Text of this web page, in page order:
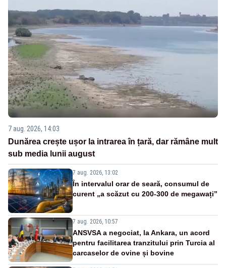
7 aug. 2026, 14:03
Dunărea crește ușor la intrarea în țară, dar rămâne mult
sub media lunii august
7 aug. 2026, 13:02
În intervalul orar de seară, consumul de
curent „a scăzut cu 200-300 de megawați”
7 aug. 2026, 10:57
ANSVSA a negociat, la Ankara, un acord
pentru facilitarea tranzitului prin Turcia al
carcaselor de ovine și bovine